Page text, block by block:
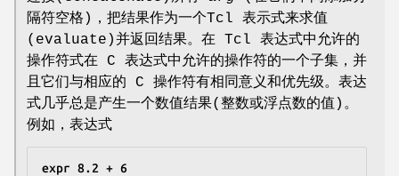
隔符空格)，把结果作为一个Tcl 表示式来求值
(evaluate)并返回结果。在 Tcl 表达式中允许的
操作符式在 C 表达式中允许的操作符的一个子集，并
且它们与相应的 C 操作符有相同意义和优先级。表达
式几乎总是产生一个数值结果(整数或浮点数的值)。
例如，表达式
expr 8.2 + 6